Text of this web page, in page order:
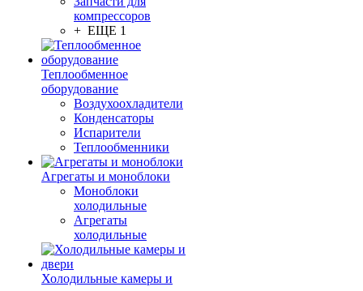
компрессоров
+ ЕЩЕ 1
Теплообменное
оборудование
Воздухоохладители
Конденсаторы
Испарители
Теплообменники
Агрегаты и моноблоки
Моноблоки
холодильные
Агрегаты
холодильные
Холодильные камеры и